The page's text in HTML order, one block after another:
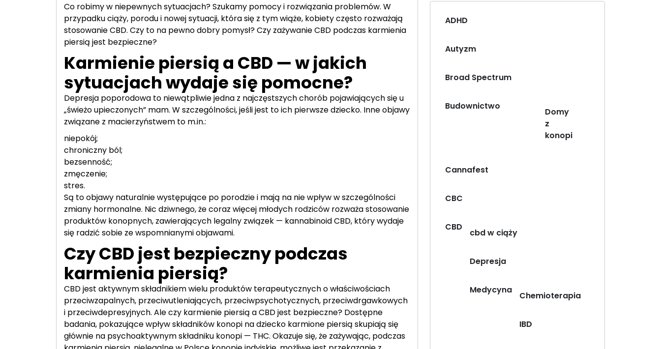
Co robimy w niepewnych sytuacjach? Szukamy pomocy i rozwiązania problemów. W
przypadku ciąży, porodu i nowej sytuacji, która się z tym wiąże, kobiety często rozważają
stosowanie CBD. Czy to na pewno dobry pomysł? Czy zażywanie CBD podczas karmienia
piersią jest bezpieczne?
Karmienie piersią a CBD — w jakich
sytuacjach wydaje się pomocne?
Depresja poporodowa to niewątpliwie jedna z najczęstszych chorób pojawiających się u
„świeżo upieczonych” mam. W szczególności, jeśli jest to ich pierwsze dziecko. Inne objawy
związane z macierzyństwem to m.in.:
niepokój;
chroniczny ból;
bezsenność;
zmęczenie;
stres.
Są to objawy naturalnie występujące po porodzie i mają na nie wpływ w szczególności
zmiany hormonalne. Nic dziwnego, że coraz więcej młodych rodziców rozważa stosowanie
produktów konopnych, zawierających legalny związek — kannabinoid CBD, który wydaje
się radzić sobie ze wspomnianymi objawami.
Czy CBD jest bezpieczny podczas
karmienia piersią?
CBD jest aktywnym składnikiem wielu produktów terapeutycznych o właściwościach
przeciwzapalnych, przeciwutleniających, przeciwpsychotycznych, przeciwdrgawkowych
i przeciwdepresyjnych. Ale czy karmienie piersią a CBD jest bezpieczne? Dostępne
badania, pokazujące wpływ składników konopi na dziecko karmione piersią skupiają się
głównie na psychoaktywnym składniku konopi — THC. Okazuje się, że zażywając, podczas
ADHD
Autyzm
Broad Spectrum
Budownictwo
Domy
z
konopi
Cannafest
CBC
CBD
cbd w ciąży
Depresja
Medycyna
Chemioterapia
IBD